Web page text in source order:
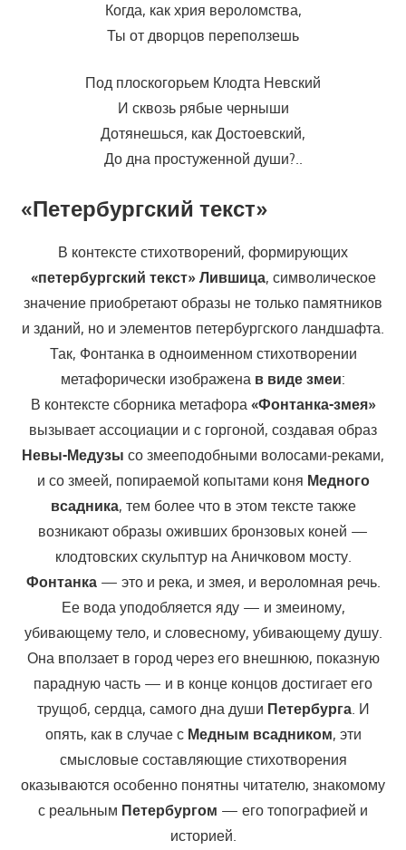
Когда, как хрия вероломства,
Ты от дворцов переползешь
Под плоскогорьем Клодта Невский
И сквозь рябые черныши
Дотянешься, как Достоевский,
До дна простуженной души?..
«Петербургский текст»
В контексте стихотворений, формирующих
«петербургский текст» Лившица, символическое
значение приобретают образы не только памятников
и зданий, но и элементов петербургского ландшафта.
Так, Фонтанка в одноименном стихотворении
метафорически изображена в виде змеи:
В контексте сборника метафора «Фонтанка-змея»
вызывает ассоциации и с горгоной, создавая образ
Невы-Медузы со змееподобными волосами-реками,
и со змеей, попираемой копытами коня Медного
всадника, тем более что в этом тексте также
возникают образы оживших бронзовых коней —
клодтовских скульптур на Аничковом мосту.
Фонтанка— это и река, и змея, и вероломная речь.
Ее вода уподобляется яду — и змеиному,
убивающему тело, и словесному, убивающему душу.
Она вползает в город через его внешнюю, показную
парадную часть — и в конце концов достигает его
трущоб, сердца, самого дна души Петербурга. И
опять, как в случае с Медным всадником, эти
смысловые составляющие стихотворения
оказываются особенно понятны читателю, знакомому
с реальным Петербургом — его топографией и
историей.